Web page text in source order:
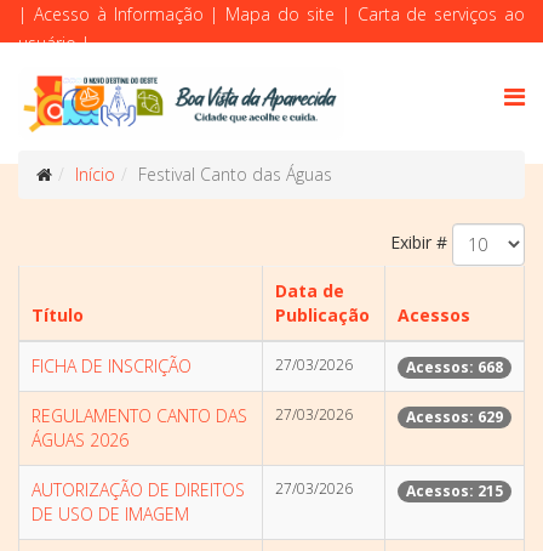
| Acesso à Informação | Mapa do site | Carta de serviços ao
usuário|
Início Festival Canto das Águas
Exibir #
Título
Data de
Publicação
Acessos
FICHA DE INSCRIÇÃO 27/03/2026 Acessos: 668
REGULAMENTO CANTO DAS
ÁGUAS 2026
27/03/2026 Acessos: 629
AUTORIZAÇÃO DE DIREITOS
DE USO DE IMAGEM
27/03/2026 Acessos: 215